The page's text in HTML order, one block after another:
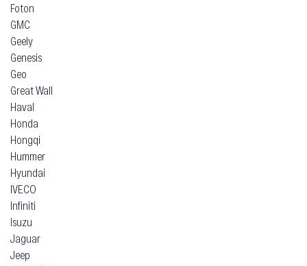
Foton
GMC
Geely
Genesis
Geo
Great Wall
Haval
Honda
Hongqi
Hummer
Hyundai
IVECO
Infiniti
Isuzu
Jaguar
Jeep